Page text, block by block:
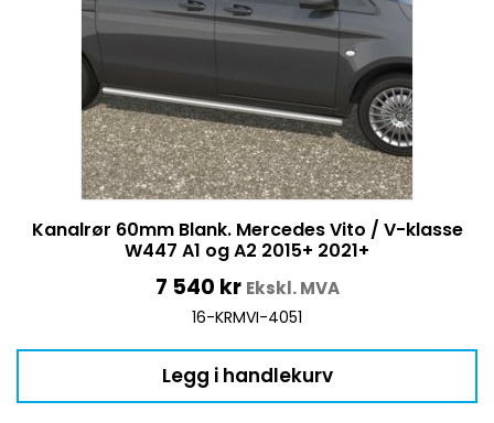
Kanalrør 60mm Blank. Mercedes Vito / V-klasse
W447 A1 og A2 2015+ 2021+
7 540 kr Ekskl. MVA
16-KRMVI-4051
Legg i handlekurv